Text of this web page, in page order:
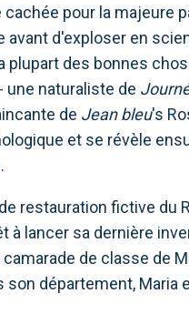
pour la majeure
d'exploser en
plupart des bonnes
naturaliste de
de Jean bleu's
et se révèle
restauration fictive du
à lancer sa dernière
de classe de
son département, Maria